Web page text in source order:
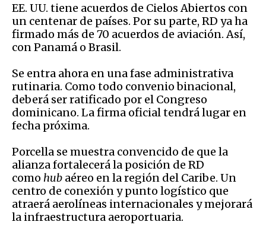
EE. UU. tiene acuerdos de Cielos Abiertos con
un centenar de países. Por su parte, RD ya ha
firmado más de 70 acuerdos de aviación. Así,
con Panamá o Brasil.
Se entra ahora en una fase administrativa
rutinaria. Como todo convenio binacional,
deberá ser ratificado por el Congreso
dominicano. La firma oficial tendrá lugar en
fecha próxima.
Porcella se muestra convencido de que la
alianza fortalecerá la posición de RD
como hub aéreo en la región del Caribe. Un
centro de conexión y punto logístico que
atraerá aerolíneas internacionales y mejorará
la infraestructura aeroportuaria.